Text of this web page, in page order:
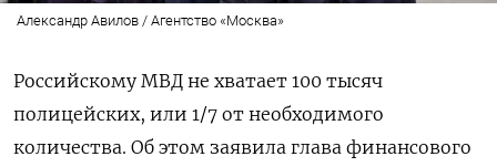
Александр Авилов / Агентство «Москва»
Российскому МВД не хватает 100 тысяч
полицейских, или 1/7 от необходимого
количества. Об этом заявила глава финансового